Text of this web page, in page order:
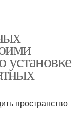
пространство